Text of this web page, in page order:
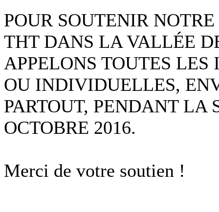
POUR SOUTENIR
THT DANS LA VALLÉE
APPELONS TOUTES
OU INDIVIDUELLES,
PARTOUT, PENDANT LA
OCTOBRE 2016.
Merci de votre soutien !